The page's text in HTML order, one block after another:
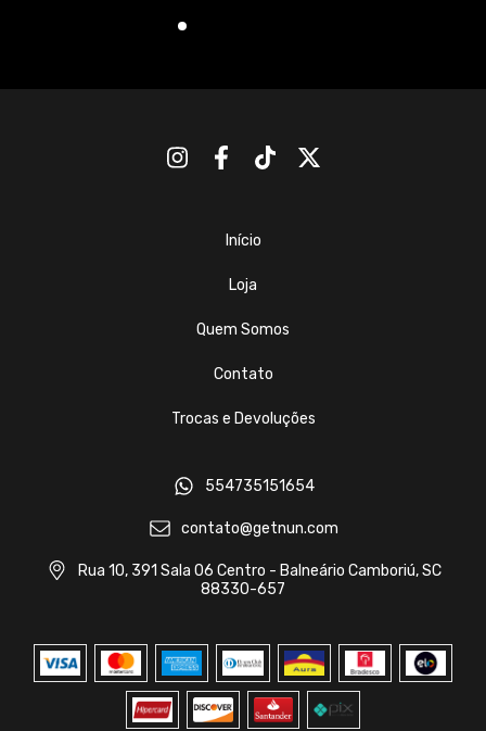
Início
Loja
Quem Somos
Contato
Trocas e Devoluções
554735151654
contato@getnun.com
Rua 10, 391 Sala 06 Centro - Balneário Camboriú, SC
88330-657